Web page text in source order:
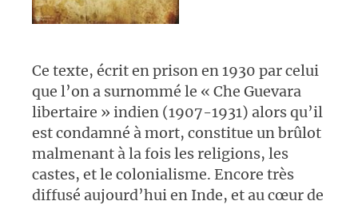
Ce texte, écrit en prison en 1930 par celui
que l’on a surnommé le « Che Guevara
libertaire » indien (1907-1931) alors qu’il
est condamné à mort, constitue un brûlot
malmenant à la fois les religions, les
castes, et le colonialisme. Encore très
diffusé aujourd’hui en Inde, et au cœur de